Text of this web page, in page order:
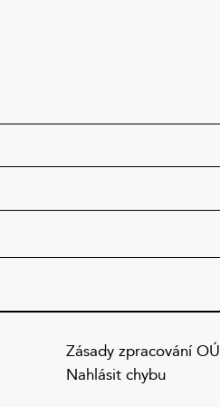
Zásady zpracování OÚ
Nahlásit chybu